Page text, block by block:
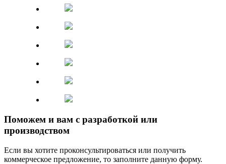
Поможем и вам с разработкой или
производством
Если вы хотите проконсультироваться или получить
коммерческое предложение, то заполните данную форму.